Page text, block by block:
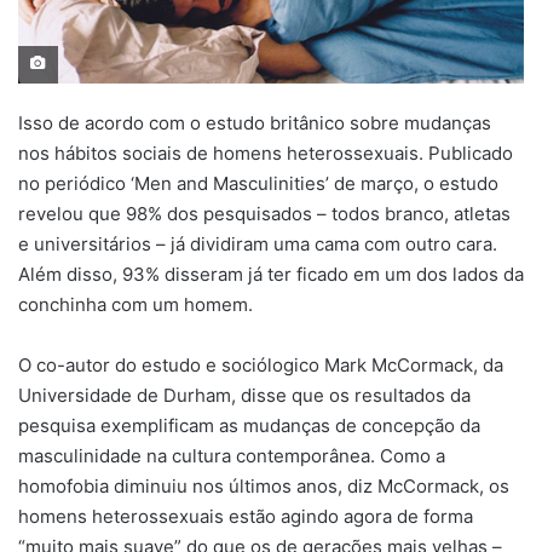
Isso de acordo com o estudo britânico sobre mudanças
nos hábitos sociais de homens heterossexuais. Publicado
no periódico ‘Men and Masculinities’ de março, o estudo
revelou que 98% dos pesquisados – todos branco, atletas
e universitários – já dividiram uma cama com outro cara.
Além disso, 93% disseram já ter ficado em um dos lados da
conchinha com um homem.
O co-autor do estudo e sociólogico Mark McCormack, da
Universidade de Durham, disse que os resultados da
pesquisa exemplificam as mudanças de concepção da
masculinidade na cultura contemporânea. Como a
homofobia diminuiu nos últimos anos, diz McCormack, os
homens heterossexuais estão agindo agora de forma
“muito mais suave” do que os de gerações mais velhas –